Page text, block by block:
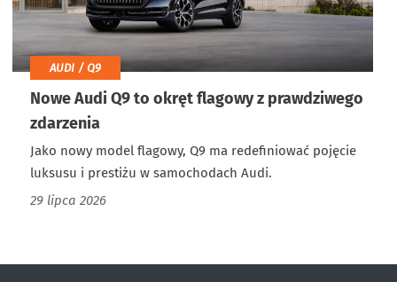
AUDI / Q9
Nowe Audi Q9 to okręt flagowy z prawdziwego
zdarzenia
Jako nowy model flagowy, Q9 ma redefiniować pojęcie
luksusu i prestiżu w samochodach Audi.
29 lipca 2026